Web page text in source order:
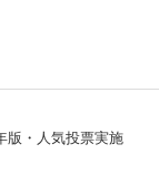
版・人気投票実施